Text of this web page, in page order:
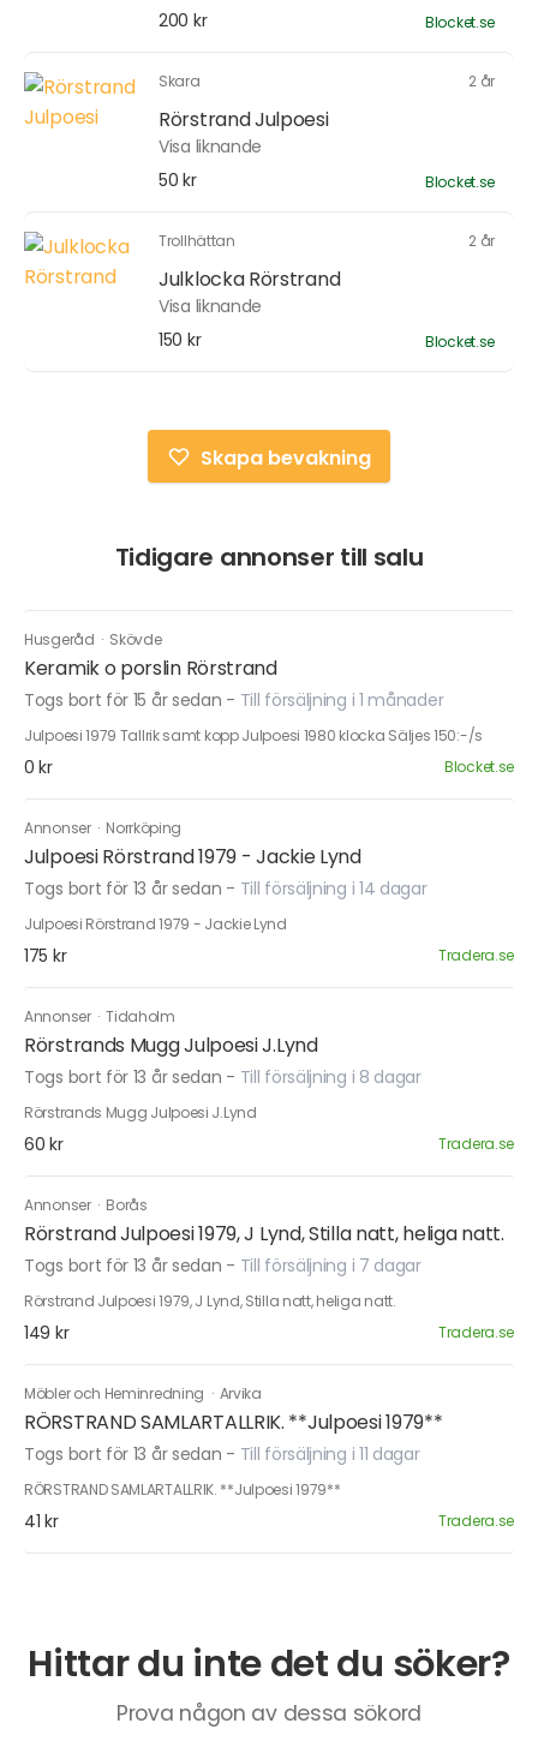
200 kr Blocket.se
Skara 2 år
Rörstrand Julpoesi
Visa liknande
50 kr
Blocket.se
Trollhättan 2 år
Julklocka Rörstrand
Visa liknande
150 kr
Blocket.se
Skapa bevakning
Tidigare annonser till salu
Husgeråd · Skövde
Keramik o porslin Rörstrand
Togs bort för 15 år sedan - Till försäljning i 1 månader
Julpoesi 1979 Tallrik samt kopp Julpoesi 1980 klocka Säljes 150:-/s
0 kr Blocket.se
Annonser · Norrköping
Julpoesi Rörstrand 1979 - Jackie Lynd
Togs bort för 13 år sedan - Till försäljning i 14 dagar
Julpoesi Rörstrand 1979 - Jackie Lynd
175 kr Tradera.se
Annonser ·Tidaholm
Rörstrands Mugg Julpoesi J.Lynd
Togs bort för 13 år sedan - Till försäljning i 8 dagar
Rörstrands Mugg Julpoesi J.Lynd
60 kr Tradera.se
Annonser · Borås
Rörstrand Julpoesi 1979, J Lynd, Stilla natt, heliga natt.
Togs bort för 13 år sedan - Till försäljning i 7 dagar
Rörstrand Julpoesi 1979, J Lynd, Stilla natt, heliga natt.
149 kr Tradera.se
Möbler och Heminredning · Arvika
RÖRSTRAND SAMLARTALLRIK. **Julpoesi 1979**
Togs bort för 13 år sedan - Till försäljning i 11 dagar
RÖRSTRAND SAMLARTALLRIK. **Julpoesi 1979**
41 kr Tradera.se
Hittar du inte det du söker?
Prova någon av dessa sökord